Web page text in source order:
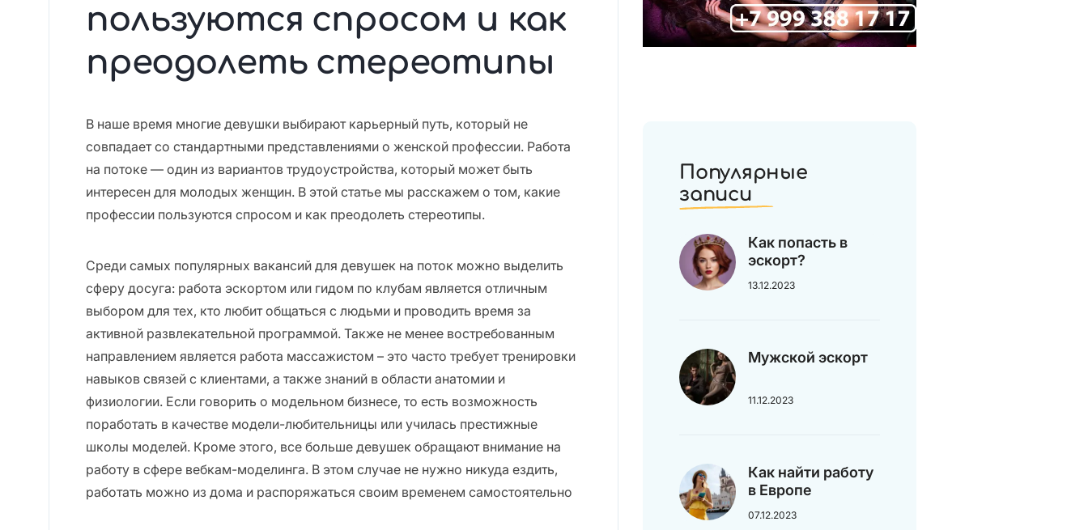
пользуются спросом и как
преодолеть стереотипы
В наше время многие девушки выбирают карьерный путь, который не
совпадает со стандартными представлениями о женской профессии. Работа
на потоке — один из вариантов трудоустройства, который может быть
интересен для молодых женщин. В этой статье мы расскажем о том, какие
профессии пользуются спросом и как преодолеть стереотипы.
Среди самых популярных вакансий для девушек на поток можно выделить
сферу досуга: работа эскортом или гидом по клубам является отличным
выбором для тех, кто любит общаться с людьми и проводить время за
активной развлекательной программой. Также не менее востребованным
направлением является работа массажистом – это часто требует тренировки
навыков связей с клиентами, а также знаний в области анатомии и
физиологии. Если говорить о модельном бизнесе, то есть возможность
поработать в качестве модели-любительницы или училась престижные
школы моделей. Кроме этого, все больше девушек обращают внимание на
работу в сфере вебкам-моделинга. В этом случае не нужно никуда ездить,
работать можно из дома и распоряжаться своим временем самостоятельно
Популярные
записи
Как попасть в
эскорт?
13.12.2023
Мужской эскорт
11.12.2023
Как найти работу
в Европе
07.12.2023